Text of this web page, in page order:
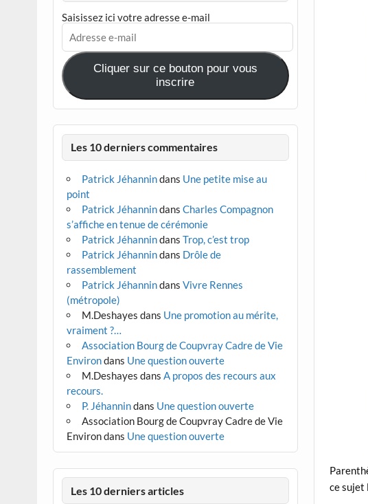
ce sujet
Saisissez ici votre adresse e-mail
Adresse
e-
mail
Cliquer sur ce bouton pour vous
inscrire
Les 10 derniers commentaires
Patrick Jéhannindans Une petite mise au
point
Patrick Jéhannindans Charles Compagnon
s’affiche en tenue de cérémonie
Patrick Jéhannindans Trop, c’est trop
Patrick Jéhannindans Drôle de
rassemblement
Patrick Jéhannindans Vivre Rennes
(métropole)
M.Deshayes dans Une promotion au mérite,
vraiment ?…
Association Bourg de Coupvray Cadre de Vie
Environdans Une question ouverte
M.Deshayes dans A propos des recours aux
recours.
P. Jéhannindans Une question ouverte
Association Bourg de Coupvray Cadre de Vie
Environdans Une question ouverte
Les 10 derniers articles